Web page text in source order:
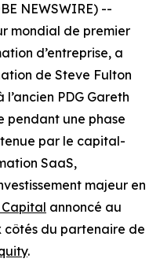
NEWSWIRE) --
mondial de premier
d’entreprise, a
de Steve Fulton
PDG Gareth
pendant une phase
par le capital-
SaaS,
majeur en
Capital annoncé au
côtés du partenaire de
.